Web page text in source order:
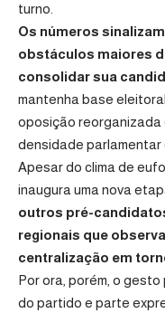
turno.
Os números
obstáculos maiores
consolidar sua
mantenha base
oposição reorganizada
densidade parlamentar
Apesar do clima de
inaugura uma nova
outros pré-
regionais que
centralização em
Por ora, porém, o
do partido e parte